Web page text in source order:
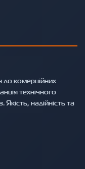
до комерційних
технічного
надійність та